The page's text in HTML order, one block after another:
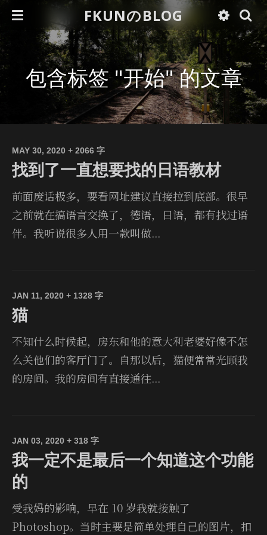
FKUNのBLOG
包含标签 "开始" 的文章
MAY 30, 2020 + 2066 字
找到了一直想要找的日语教材
前面废话极多，要看网址建议直接拉到底部。很早
之前就在搞语言交换了，德语，日语，都有找过语
伴。我听说很多人用一款叫做...
JAN 11, 2020 + 1328 字
猫
不知什么时候起，房东和他的意大利老婆好像不怎
么关他们的客厅门了。自那以后，猫便常常光顾我
的房间。我的房间有直接通往...
JAN 03, 2020 + 318 字
我一定不是最后一个知道这个功能
的
受我妈的影响，早在 10 岁我就接触了
Photoshop。当时主要是简单处理自己的图片，扣